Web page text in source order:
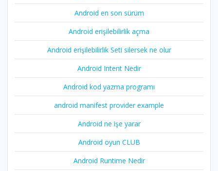
Android en son sürüm
Android erişilebilirlik açma
Android erişilebilirlik Seti silersek ne olur
Android Intent Nedir
Android kod yazma programı
android manifest provider example
Android ne işe yarar
Android oyun CLUB
Android Runtime Nedir